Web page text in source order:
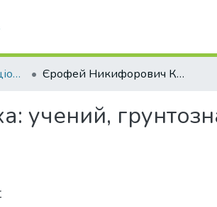
Вісник Одеського національного університету. Географічні та геологічні науки Єрофей Никифорович Красєха: учений, грунтознавець, особистість